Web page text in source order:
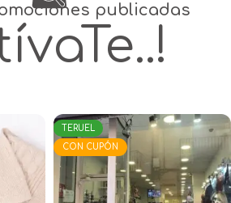
publicadas
TERUEL
CON CUPÓN